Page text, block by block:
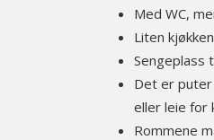
Med WC,
Liten
Sengeplass
Det er
eller leie for
Rommene